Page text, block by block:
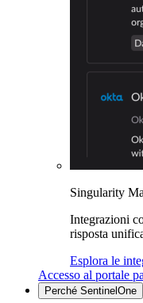
Singularity
Integrazioni
risposta
Esplora le
Accesso al portale
Perché SentinelOne